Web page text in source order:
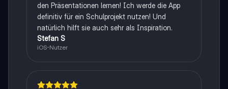
den Präsentationen lernen! Ich werde die App
definitiv für ein Schulprojekt nutzen! Und
natürlich hilft sie auch sehr als Inspiration.
Stefan S
iOS-Nutzer